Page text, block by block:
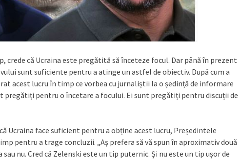
crede că Ucraina este pregătită să înceteze focul. Dar până în prezent
sunt suficiente pentru a atinge un astfel de obiectiv. După cum a
acest lucru în timp ce vorbea cu jurnaliștii la o ședință de informare
pregătiți pentru o încetare a focului. Ei sunt pregătiți pentru discuții de
Ucraina face suficient pentru a obține acest lucru, Președintele
pentru a trage concluzii. „Aș prefera să vă spun în aproximativ două
nu. Cred că Zelenski este un tip puternic. Și nu este un tip ușor de